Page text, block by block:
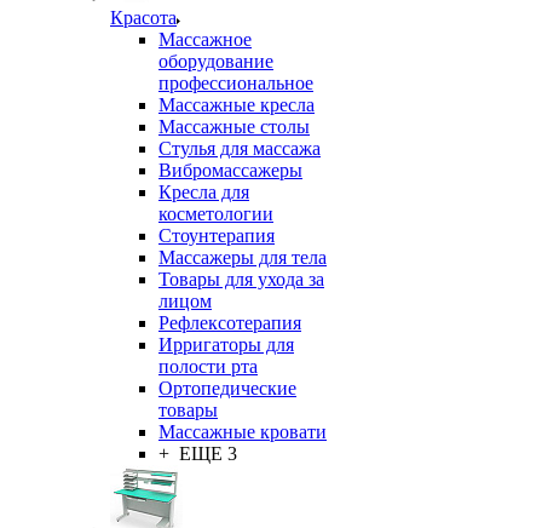
Красота
Массажное
оборудование
профессиональное
Массажные кресла
Массажные столы
Стулья для массажа
Вибромассажеры
Кресла для
косметологии
Стоунтерапия
Массажеры для тела
Товары для ухода за
лицом
Рефлексотерапия
Ирригаторы для
полости рта
Ортопедические
товары
Массажные кровати
+ ЕЩЕ 3